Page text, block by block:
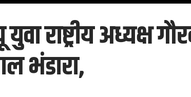
राष्ट्रीय अध्यक्ष
भंडारा,